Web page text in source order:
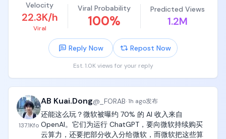
Velocity
22.3K/h
Viral
Viral Probability
100%
Predicted Views
1.2M
Reply Now Repost Now
Est. 1.0K views for your reply
137.1Kfo
AB Kuai.Dong@ _FORAB·1h ago发布
还能这么玩？微软被曝约 70% 的 AI 收入来自
OpenAI。它们为运行 ChatGPT，要向微软持续购买
云算力，还要把部分收入分给微软，而微软把这些算